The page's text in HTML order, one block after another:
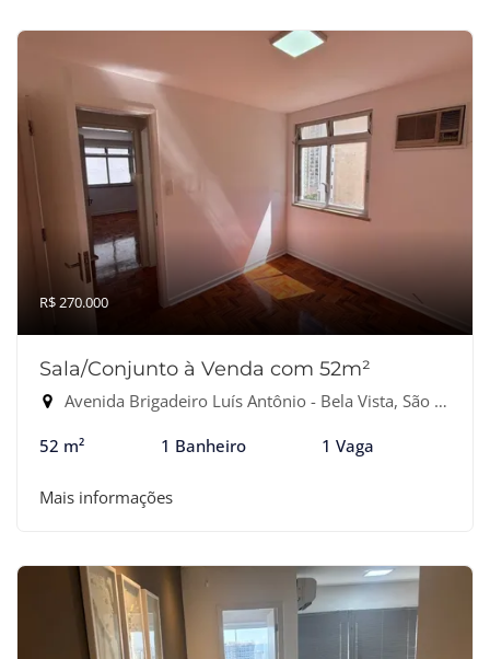
R$ 270.000
Sala/Conjunto à Venda com 52m²
Avenida Brigadeiro Luís Antônio - Bela Vista, São Paulo-SP
52 m² 1 Banheiro 1 Vaga
Mais informações